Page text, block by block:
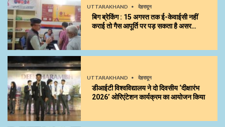
UTTARAKHAND देहरादून
बिग ब्रेकिंग : 15 अगस्त तक ई-केवाईसी नहीं
कराई तो गैस आपूर्ति पर पड़ सकता है असर…
UTTARAKHAND देहरादून
डीआईटी विश्वविद्यालय ने दो दिवसीय ‘दीक्षारंभ
2026’ ओरिएंटेशन कार्यक्रम का आयोजन किया